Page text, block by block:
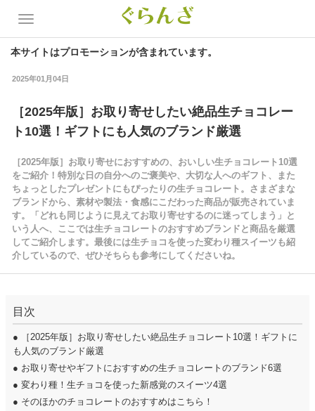
本サイトはプロモーションが含まれています。
2025年01月04日
［2025年版］お取り寄せしたい絶品生チョコレー
ト10選！ギフトにも人気のブランド厳選
［2025年版］お取り寄せにおすすめの、おいしい生チョコレート10選
をご紹介！特別な日の自分へのご褒美や、大切な人へのギフト、また
ちょっとしたプレゼントにもぴったりの生チョコレート。さまざまな
ブランドから、素材や製法・食感にこだわった商品が販売されていま
す。「どれも同じように見えてお取り寄せするのに迷ってしまう」と
いう人へ、ここでは生チョコレートのおすすめブランドと商品を厳選
してご紹介します。最後には生チョコを使った変わり種スイーツも紹
介しているので、ぜひそちらも参考にしてくださいね。
目次
● ［2025年版］お取り寄せしたい絶品生チョコレート10選！ギフトに
も人気のブランド厳選
● お取り寄せやギフトにおすすめの生チョコレートのブランド6選
● 変わり種！生チョコを使った新感覚のスイーツ4選
● そのほかのチョコレートのおすすめはこちら！